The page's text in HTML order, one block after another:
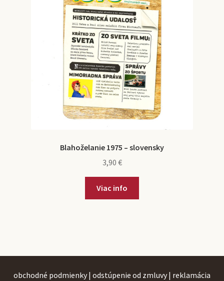
Blahoželanie 1975 – slovensky
3,90 €
Viac info
obchodné podmienky | odstúpenie od zmluvy | reklamácia